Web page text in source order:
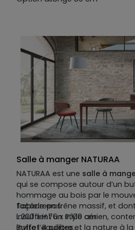
Salle à manger NATURAA
NATURAA est une salle à
qui se compose autour d’un
hommage au bois par le
façade en frêne massif, et
insufflent un style aérien,
invite l’équilibre et la nature à
Table repas
L.200 x H.76 x P.100 cm
Buffet 4 portes